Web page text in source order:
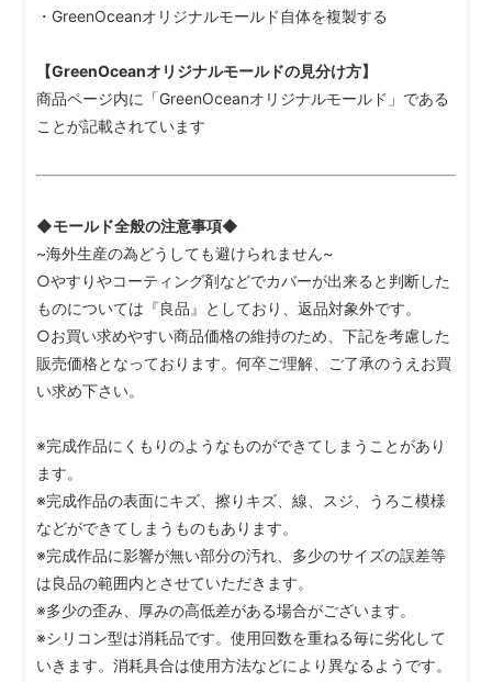
・GreenOceanオリジナルモールド自体を複製する
【GreenOceanオリジナルモールドの見分け方】
商品ページ内に「GreenOceanオリジナルモールド」である
ことが記載されています
◆モールド全般の注意事項◆
~海外生産の為どうしても避けられません~
○やすりやコーティング剤などでカバーが出来ると判断した
ものについては『良品』としており、返品対象外です。
○お買い求めやすい商品価格の維持のため、下記を考慮した
販売価格となっております。何卒ご理解、ご了承のうえお買
い求め下さい。
※完成作品にくもりのようなものができてしまうことがあり
ます。
※完成作品の表面にキズ、擦りキズ、線、スジ、うろこ模様
などができてしまうものもあります。
※完成作品に影響が無い部分の汚れ、多少のサイズの誤差等
は良品の範囲内とさせていただきます。
※多少の歪み、厚みの高低差がある場合がございます。
※シリコン型は消耗品です。使用回数を重ねる毎に劣化して
いきます。消耗具合は使用方法などにより異なるようです。